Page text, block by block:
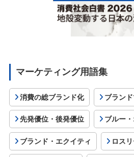
マーケティング用語集
消費の総ブランド化 ブラン
先発優位・後発優位 ブルー
ブランド・エクイティ ロス